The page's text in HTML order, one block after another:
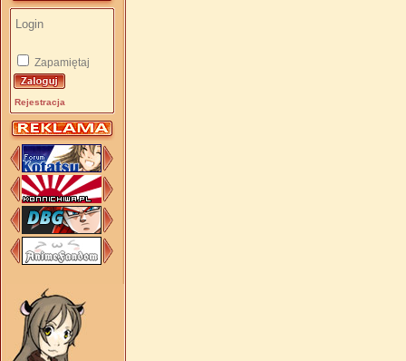
Zapamiętaj
Rejestracja